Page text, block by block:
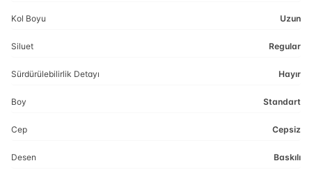
Kol Boyu Uzun
Siluet Regular
Sürdürülebilirlik Detayı Hayır
Boy Standart
Cep Cepsiz
Desen Baskılı